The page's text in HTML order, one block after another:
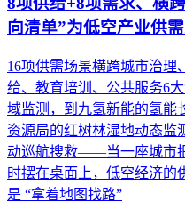
向清单”为低空产业供
16项供需场景横跨城市治理
给、教育培训、公共服务6
域监测，到九氢新能的氢能
资源局的红树林湿地动态监
动巡航搜救——当一座城市
时摆在桌面上，低空经济的
是 “拿着地图找路”